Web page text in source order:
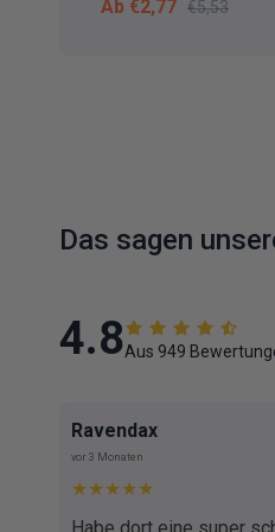
Verkaufspreis
Ab €2,77 Normaler
€5,53
Das sagen
4.8Aus 949
Ravendax
vor 3 Monaten
★★★★★